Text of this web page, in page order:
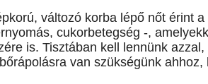
változó korba lépő nőt érint
cukorbetegség -,
is. Tisztában kell lennünk
van szükségünk